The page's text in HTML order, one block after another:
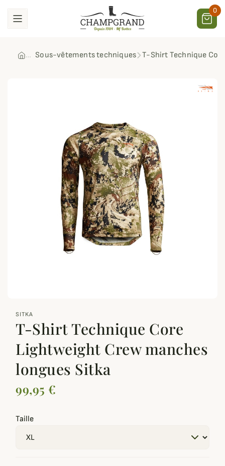
0
Sous-vêtements techniques T-Shirt Technique
SITKA
T-Shirt Technique Core
Lightweight Crew manches
longues Sitka
99,95 €
Taille